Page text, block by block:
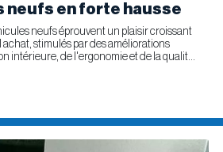
neufs en forte hausse
neufs éprouvent un plaisir croissant
stimulés par des améliorations
intérieure, de l'ergonomie et de la qualité